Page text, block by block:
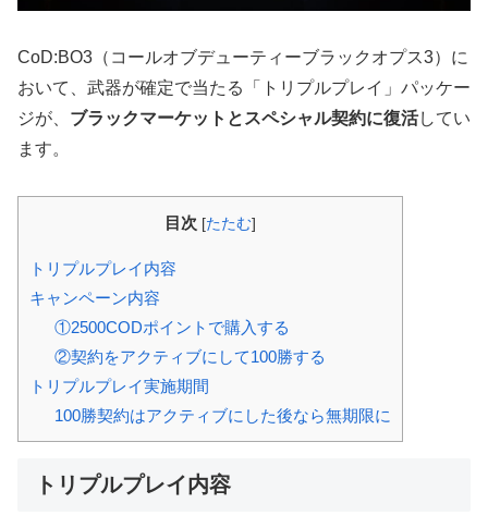
CoD:BO3（コールオブデューティーブラックオプス3）に
おいて、武器が確定で当たる「トリプルプレイ」パッケー
ジが、 ブラックマーケットとスペシャル契約に復活してい
ます。
目次 [たたむ]
トリプルプレイ内容
キャンペーン内容
①2500CODポイントで購入する
②契約をアクティブにして100勝する
トリプルプレイ実施期間
100勝契約はアクティブにした後なら無期限に
トリプルプレイ内容